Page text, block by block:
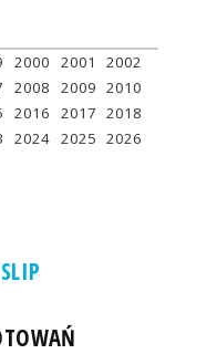
2000 2001
2002
2008 2009 2010
2016 2017 2018
2024 2025 2026